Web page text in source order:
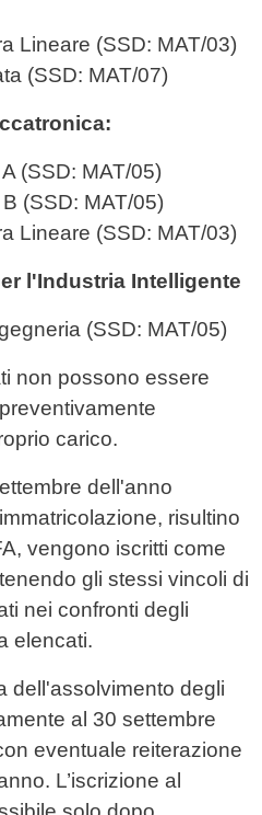
Lineare (SSD: MAT/03)
(SSD: MAT/07)
(SSD: MAT/05)
(SSD: MAT/05)
Lineare (SSD: MAT/03)
l'Industria Intelligente
(SSD: MAT/05)
non possono essere
carico.
dell'anno
risultino
vengono iscritti come
gli stessi vincoli di
nei confronti degli
elencati.
dell'assolvimento degli
al 30 settembre
eventuale reiterazione
L’iscrizione al